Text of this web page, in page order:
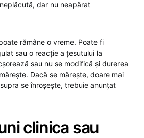
dar nu neapărat
rămâne o vreme. Poate fi
sau o reacție a țesutului la
sau nu se modifică și durerea
Dacă se mărește, doare mai
se înroșește, trebuie anunțat
clinica sau